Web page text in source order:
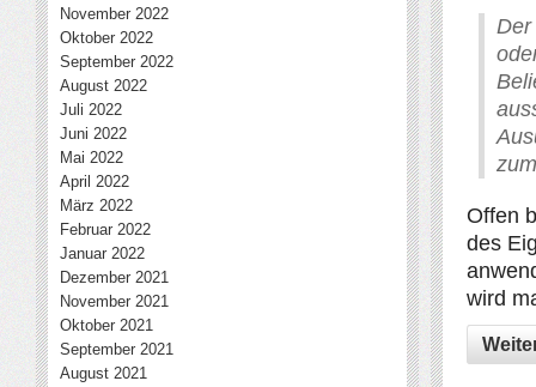
Offen
des
wird
November 2022
Oktober 2022
September 2022
August 2022
Juli 2022
Juni 2022
Mai 2022
April 2022
März 2022
Februar 2022
Januar 2022
Dezember 2021
November 2021
Oktober 2021
September 2021
August 2021